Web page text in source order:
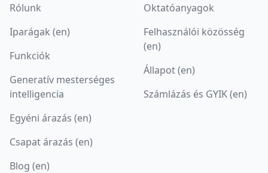
Rólunk
Iparágak (en)
Funkciók
Generatív mesterséges
intelligencia
Egyéni árazás (en)
Csapat árazás (en)
Blog (en)
Oktatóanyagok
Felhasználói közösség
(en)
Állapot (en)
Számlázás és GYIK (en)